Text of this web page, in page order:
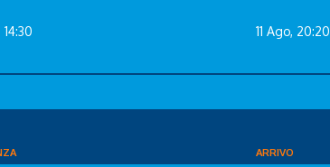
14:30 11 Ago, 20:20
ARRIVO